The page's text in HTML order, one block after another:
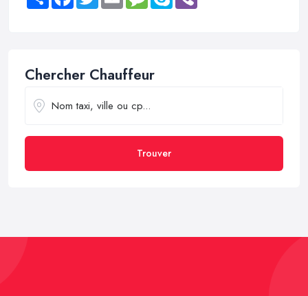
Chercher Chauffeur
Trouver